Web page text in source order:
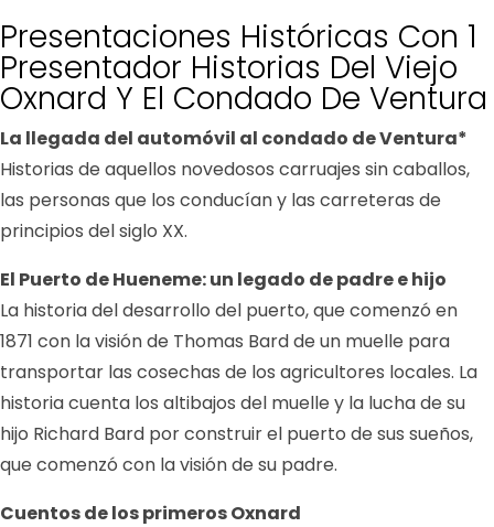
Presentaciones Históricas Con 1
Presentador Historias Del Viejo
Oxnard Y El Condado De Ventura
La llegada del automóvil al condado de Ventura*
Historias de aquellos novedosos carruajes sin caballos,
las personas que los conducían y las carreteras de
principios del siglo XX.
El Puerto de Hueneme: un legado de padre e hijo
La historia del desarrollo del puerto, que comenzó en
1871 con la visión de Thomas Bard de un muelle para
transportar las cosechas de los agricultores locales. La
historia cuenta los altibajos del muelle y la lucha de su
hijo Richard Bard por construir el puerto de sus sueños,
que comenzó con la visión de su padre.
Cuentos de los primeros Oxnard